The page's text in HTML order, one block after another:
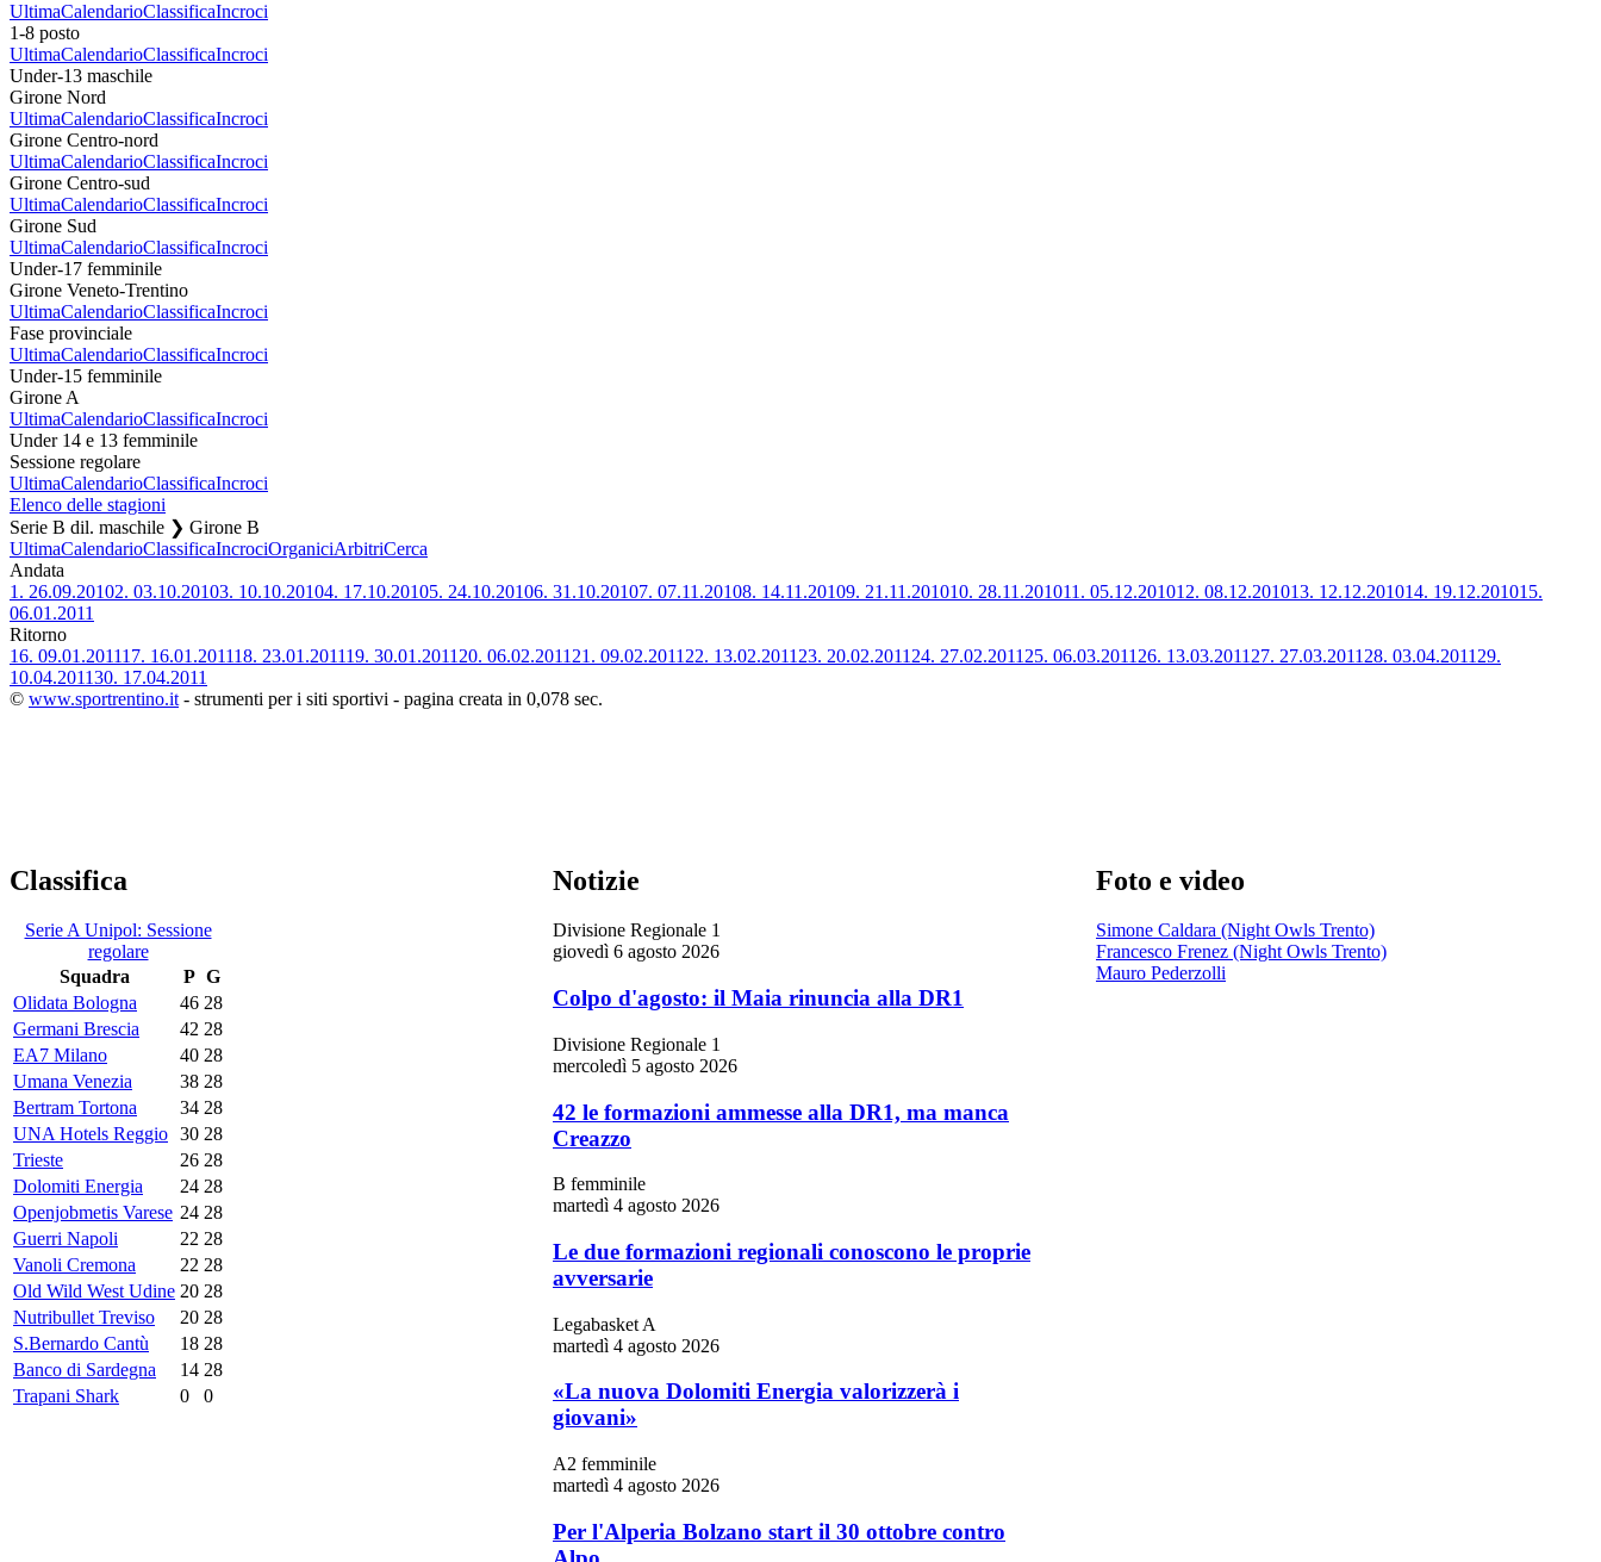
UltimaCalendarioClassificaIncroci
1-8 posto
UltimaCalendarioClassificaIncroci
Under-13 maschile
Girone Nord
UltimaCalendarioClassificaIncroci
Girone Centro-nord
UltimaCalendarioClassificaIncroci
Girone Centro-sud
UltimaCalendarioClassificaIncroci
Girone Sud
UltimaCalendarioClassificaIncroci
Under-17 femminile
Girone Veneto-Trentino
UltimaCalendarioClassificaIncroci
Fase provinciale
UltimaCalendarioClassificaIncroci
Under-15 femminile
Girone A
UltimaCalendarioClassificaIncroci
Under 14 e 13 femminile
Sessione regolare
UltimaCalendarioClassificaIncroci
Elenco delle stagioni
Serie B dil. maschile ❯ Girone B
UltimaCalendarioClassificaIncrociOrganiciArbitriCerca
Andata
1. 26.09.20102. 03.10.20103. 10.10.20104. 17.10.20105. 24.10.20106. 31.10.20107. 07.11.20108. 14.11.20109. 21.11.201010. 28.11.201011. 05.12.201012. 08.12.201013. 12.12.201014. 19.12.201015.
06.01.2011
Ritorno
16. 09.01.201117. 16.01.201118. 23.01.201119. 30.01.2011 20. 06.02.2011 21. 09.02.2011 22. 13.02.2011 23. 20.02.2011 24. 27.02.2011 25. 06.03.2011 26. 13.03.2011 27. 27.03.2011 28. 03.04.2011 29.
10.04.201130. 17.04.2011
© www.sportrentino.it - strumenti per i siti sportivi - pagina creata in 0,078 sec.
Classifica
Serie A Unipol: Sessione
regolare
Squadra
P G
Olidata Bologna
46 28
Germani Brescia
42 28
EA7 Milano
40 28
Umana Venezia
38 28
Bertram Tortona
34 28
UNA Hotels Reggio 30 28
Trieste
26 28
Dolomiti Energia
24 28
Openjobmetis Varese 24 28
Guerri Napoli
22 28
Vanoli Cremona
22 28
Old Wild West Udine 20 28
Nutribullet Treviso
20 28
S.Bernardo Cantù
18 28
Banco di Sardegna
14 28
Trapani Shark
0 0
Notizie
Divisione Regionale 1
giovedì 6 agosto 2026
Colpo d'agosto: il Maia rinuncia alla DR1
Divisione Regionale 1
mercoledì 5 agosto 2026
42 le formazioni ammesse alla DR1, ma manca
Creazzo
B femminile
martedì 4 agosto 2026
Le due formazioni regionali conoscono le proprie
avversarie
Legabasket A
martedì 4 agosto 2026
«La nuova Dolomiti Energia valorizzerà i
giovani»
A2 femminile
martedì 4 agosto 2026
Per l'Alperia Bolzano start il 30 ottobre contro
Foto e video
Simone Caldara (Night Owls Trento)
Francesco Frenez (Night Owls Trento)
Mauro Pederzolli